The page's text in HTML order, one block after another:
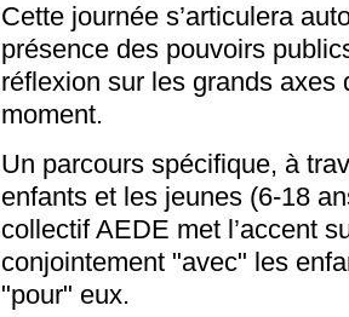
Cette journée s’articulera
présence des pouvoirs
réflexion sur les grands
moment.
Un parcours spécifique, à
enfants et les jeunes (6-18
collectif AEDE met l’accent
conjointement "avec" les
"pour" eux.